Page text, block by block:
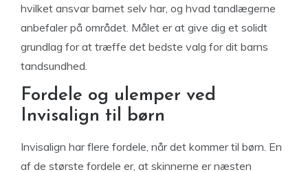
hvilket ansvar barnet selv har, og hvad tandlægerne
anbefaler på området. Målet er at give dig et solidt
grundlag for at træffe det bedste valg for dit barns
tandsundhed.
Fordele og ulemper ved
Invisalign til børn
Invisalign har flere fordele, når det kommer til børn. En
af de største fordele er, at skinnerne er næsten